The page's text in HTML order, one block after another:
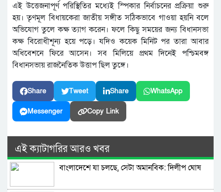
এই উত্তেজনাপূর্ণ পরিস্থিতির মধ্যেই স্পিকার নির্বাচনের প্রক্রিয়া শুরু
হয়। তৃণমূল বিধায়কেরা জাতীয় সঙ্গীত সঠিকভাবে গাওয়া হয়নি বলে
অভিযোগ তুলে কক্ষ ত্যাগ করেন। ফলে কিছু সময়ের জন্য বিধানসভা
কক্ষ বিরোধীশূন্য হয়ে পড়ে। যদিও কয়েক মিনিট পর তারা আবার
অধিবেশনে ফিরে আসেন। সব মিলিয়ে প্রথম দিনেই পশ্চিমবঙ্গ
বিধানসভায় রাজনৈতিক উত্তাপ ছিল তুঙ্গে।
Share Tweet Share WhatsApp
Messenger Copy Link
এই ক্যাটাগরির আরও খবর
বাংলাদেশে যা চলছে, সেটা অমানবিক: দিলীপ ঘোষ